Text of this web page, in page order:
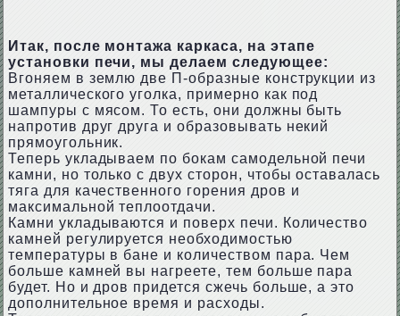
Итак, после монтажа каркаса, на этапе
установки печи, мы делаем следующее:
Вгоняем в землю две П-образные конструкции из
металлического уголка, примерно как под
шампуры с мясом. То есть, они должны быть
напротив друг друга и образовывать некий
прямоугольник.
Теперь укладываем по бокам самодельной печи
камни, но только с двух сторон, чтобы оставалась
тяга для качественного горения дров и
максимальной теплоотдачи.
Камни укладываются и поверх печи. Количество
камней регулируется необходимостью
температуры в бане и количеством пара. Чем
больше камней вы нагреете, тем больше пара
будет. Но и дров придется сжечь больше, а это
дополнительное время и расходы.